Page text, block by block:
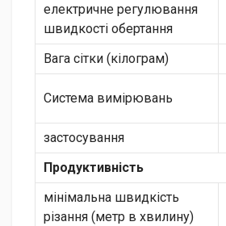
електричне регулювання
швидкості обертання
Вага сітки (кілограм)
Система вимірювань
застосування
Продуктивність
мінімальна швидкість
різання (метр в хвилину)